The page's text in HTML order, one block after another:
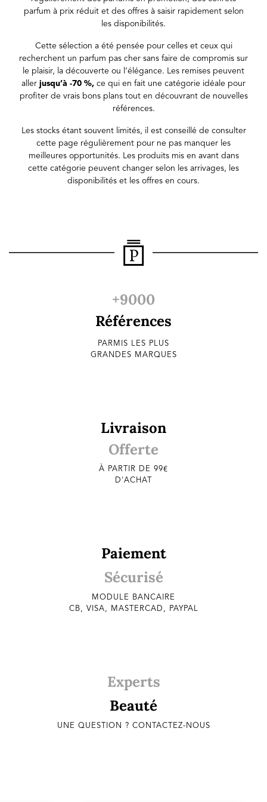
parfum à prix réduit et des offres à saisir rapidement selon
les disponibilités.
Cette sélection a été pensée pour celles et ceux qui
recherchent un parfum pas cher sans faire de compromis sur
le plaisir, la découverte ou l’élégance. Les remises peuvent
aller jusqu’à -70 %, ce qui en fait une catégorie idéale pour
profiter de vrais bons plans tout en découvrant de nouvelles
références.
Les stocks étant souvent limités, il est conseillé de consulter
cette page régulièrement pour ne pas manquer les
meilleures opportunités. Les produits mis en avant dans
cette catégorie peuvent changer selon les arrivages, les
disponibilités et les offres en cours.
+9000
Références
PARMIS LES PLUS
GRANDES MARQUES
Livraison
Offerte
À PARTIR DE 99€
D'ACHAT
Paiement
Sécurisé
MODULE BANCAIRE
CB, VISA, MASTERCAD, PAYPAL
Experts
Beauté
UNE QUESTION ? CONTACTEZ-NOUS